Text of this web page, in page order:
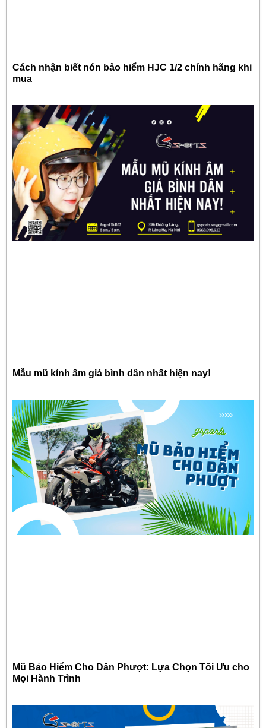
Cách nhận biết nón bảo hiểm HJC 1/2 chính hãng khi
mua
Mẫu mũ kính âm giá bình dân nhất hiện nay!
Mũ Bảo Hiểm Cho Dân Phượt: Lựa Chọn Tối Ưu cho
Mọi Hành Trình